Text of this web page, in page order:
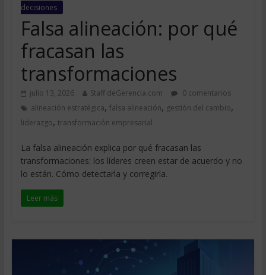
decisiones
Falsa alineación: por qué
fracasan las
transformaciones
julio 13, 2026 Staff deGerencia.com
0 comentarios
alineación estratégica, falsa alineación, gestión del cambio,
liderazgo, transformación empresarial
La falsa alineación explica por qué fracasan las
transformaciones: los líderes creen estar de acuerdo y no
lo están. Cómo detectarla y corregirla.
Leer más